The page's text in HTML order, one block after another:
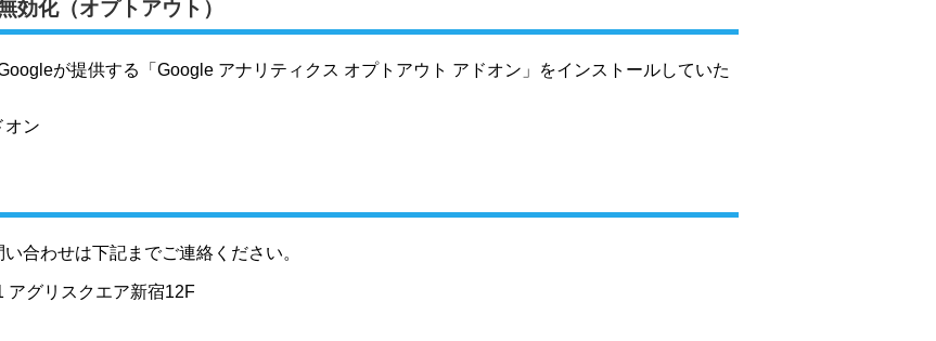
効化（オプトアウト）
が提供する「Google アナリティクス オプトアウト アドオン」をインストールしていた
オン
合わせは下記までご連絡ください。
アグリスクエア新宿12F